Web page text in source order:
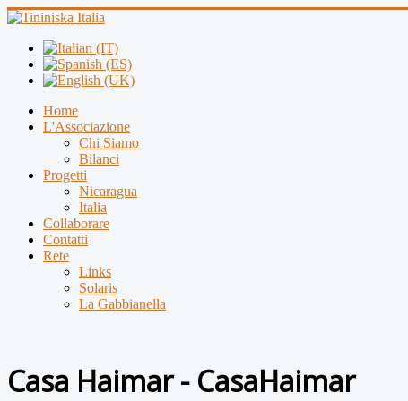
Home
L'Associazione
Chi Siamo
Bilanci
Progetti
Nicaragua
Italia
Collaborare
Contatti
Rete
Links
Solaris
La Gabbianella
Casa Haimar - CasaHaimar